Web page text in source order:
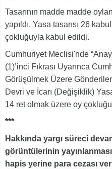
Tasarının madde madde
yapıldı. Yasa tasarısı 26
çokluğuyla kabul edildi.
Cumhuriyet Meclisi'nde
(1)’inci Fıkrası Uyarınca
Görüşülmek Üzere
Devri ve İcarı (Değişiklik)
14 ret olmak üzere oy
***
Hakkında yargı süreci
görüntülerinin
hapis yerine para cezası